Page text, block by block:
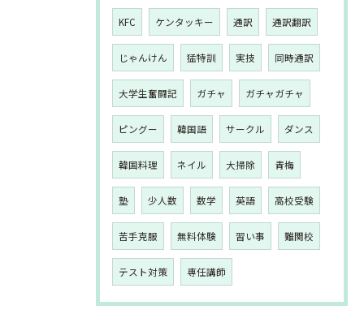
KFC ケンタッキー 通訳 通訳翻訳
じゃんけん 猛特訓 実技 同時通訳
大学生奮闘記 ガチャ ガチャガチャ
ピングー 韓国語 サークル ダンス
韓国料理 ネイル 大掃除 青梅
塾 少人数 数学 英語 高校受験
苦手克服 無料体験 習い事 難関校
テスト対策 専任講師